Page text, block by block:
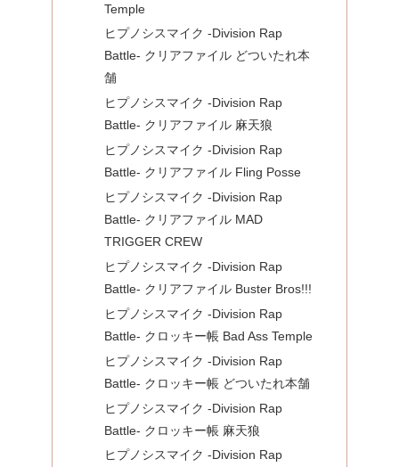
Temple
ヒプノシスマイク -Division Rap
Battle- クリアファイル どついたれ本
舗
ヒプノシスマイク -Division Rap
Battle- クリアファイル 麻天狼
ヒプノシスマイク -Division Rap
Battle- クリアファイル Fling Posse
ヒプノシスマイク -Division Rap
Battle- クリアファイル MAD
TRIGGER CREW
ヒプノシスマイク -Division Rap
Battle- クリアファイル Buster Bros!!!
ヒプノシスマイク -Division Rap
Battle- クロッキー帳 Bad Ass Temple
ヒプノシスマイク -Division Rap
Battle- クロッキー帳 どついたれ本舗
ヒプノシスマイク -Division Rap
Battle- クロッキー帳 麻天狼
ヒプノシスマイク -Division Rap